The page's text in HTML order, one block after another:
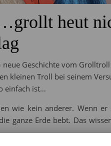
heut
Geschichte vom
kleinen Troll bei seinem
einfach ist…
wie kein anderer. Wenn
ganze Erde bebt. Das